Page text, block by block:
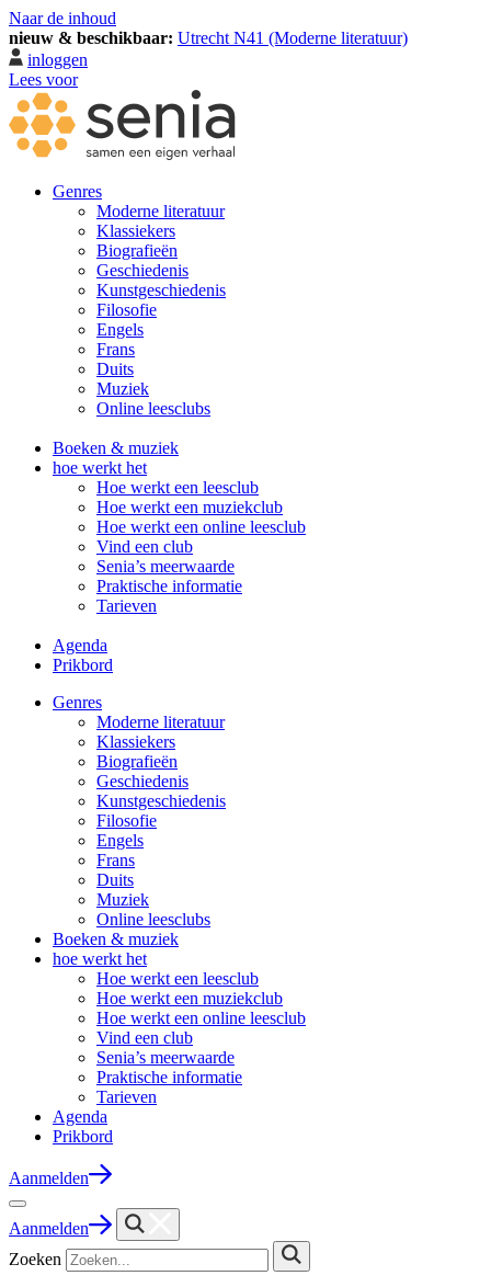
Naar de inhoud
nieuw & beschikbaar: Utrecht N41 (Moderne literatuur)
inloggen
Lees voor
Genres
Moderne literatuur
Klassiekers
Biografieën
Geschiedenis
Kunst­geschiedenis
Filosofie
Engels
Frans
Duits
Muziek
Online leesclubs
Boeken & muziek
hoe werkt het
Hoe werkt een leesclub
Hoe werkt een muziekclub
Hoe werkt een online leesclub
Vind een club
Senia’s meerwaarde
Praktische informatie
Tarieven
Agenda
Prikbord
Genres
Moderne literatuur
Klassiekers
Biografieën
Geschiedenis
Kunst­geschiedenis
Filosofie
Engels
Frans
Duits
Muziek
Online leesclubs
Boeken & muziek
hoe werkt het
Hoe werkt een leesclub
Hoe werkt een muziekclub
Hoe werkt een online leesclub
Vind een club
Senia’s meerwaarde
Praktische informatie
Tarieven
Agenda
Prikbord
Aanmelden
Aanmelden
Zoeken